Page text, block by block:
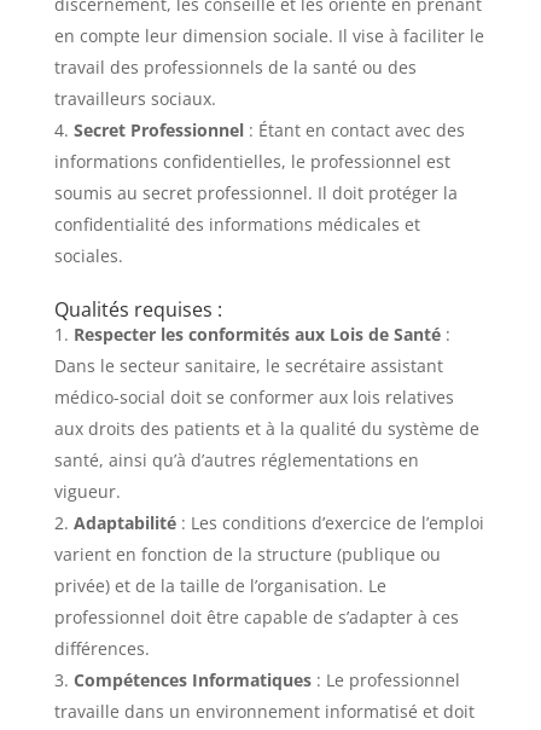
en compte leur dimension sociale. Il vise à faciliter le
travail des professionnels de la santé ou des
travailleurs sociaux.
Secret Professionnel: Étant en contact avec des
informations confidentielles, le professionnel est
soumis au secret professionnel. Il doit protéger la
confidentialité des informations médicales et
sociales.
Qualités requises :
Respecter les conformités aux Lois de Santé:
Dans le secteur sanitaire, le secrétaire assistant
médico-social doit se conformer aux lois relatives
aux droits des patients et à la qualité du système de
santé, ainsi qu’à d’autres réglementations en
vigueur.
Adaptabilité: Les conditions d’exercice de l’emploi
varient en fonction de la structure (publique ou
privée) et de la taille de l’organisation. Le
professionnel doit être capable de s’adapter à ces
différences.
Compétences Informatiques: Le professionnel
travaille dans un environnement informatisé et doit